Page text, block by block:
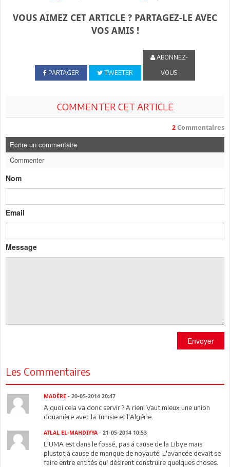
VOUS AIMEZ CET ARTICLE ? PARTAGEZ-LE AVEC
VOS AMIS !
PARTAGER TWEETER
ABONNEZ-
VOUS
COMMENTER CET ARTICLE
2 Commentaires
Ecrire un commentaire
Commenter
Nom
Email
Message
Envoyer
Les Commentaires
MADÈRE - 20-05-2014 20:47
A quoi cela va donc servir ? A rien! Vaut mieux une union
douanière avec la Tunisie et l'Algérie.
ATLAL EL-MAHDIYYA - 21-05-2014 10:53
L'UMA est dans le fossé, pas á cause de la Libye mais
plustot á cause de manque de noyauté. L'avancée devait se
faire entre entités qui désirent construire quelques choses.